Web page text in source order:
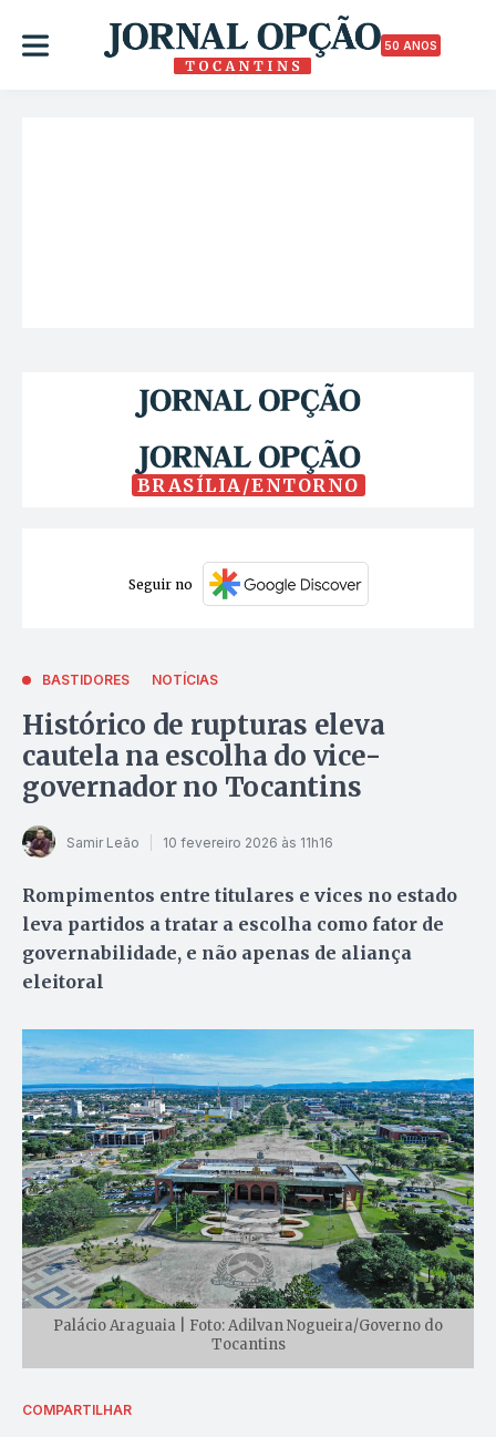
50 ANOS
BRASÍLIA/ENTORNO
Seguir no
BASTIDORES NOTÍCIAS
Histórico de rupturas eleva
cautela na escolha do vice-
governador no Tocantins
Samir Leão 10 fevereiro 2026 às 11h16
Rompimentos entre titulares e vices no estado
leva partidos a tratar a escolha como fator de
governabilidade, e não apenas de aliança
eleitoral
Palácio Araguaia | Foto: Adilvan Nogueira/Governo do
Tocantins
COMPARTILHAR